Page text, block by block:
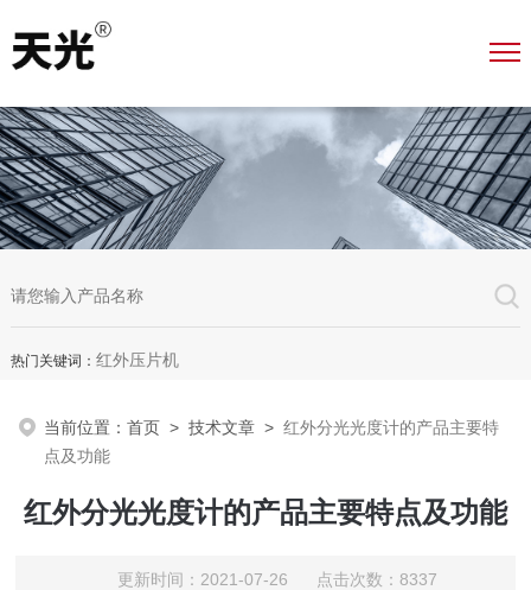
热门关键词： 红外压片机
当前位置：首页 >技术文章 >红外分光光度计的产品主要特
点及功能
红外分光光度计的产品主要特点及功能
更新时间：2021-07-26 点击次数：8337